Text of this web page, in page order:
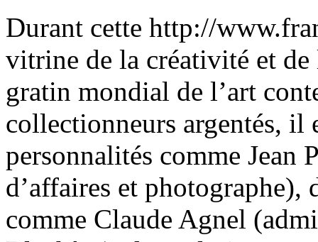
Durant cette http://
vitrine de la créativité et
gratin mondial de l’art
collectionneurs argentés, il
personnalités comme Jean
d’affaires et photographe),
comme Claude Agnel